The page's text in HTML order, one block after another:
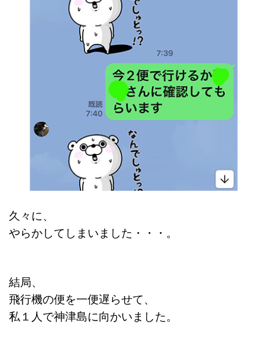
久々に、
やらかしてしまいました・・・。
結局、
飛行機の便を一便遅らせて、
私１人で神津島に向かいました。